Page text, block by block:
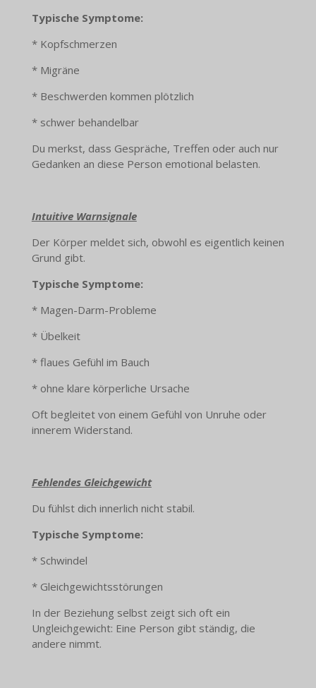
Typische Symptome:
* Kopfschmerzen
* Migräne
* Beschwerden kommen plötzlich
* schwer behandelbar
Du merkst, dass Gespräche, Treffen oder auch nur
Gedanken an diese Person emotional belasten.
Intuitive Warnsignale
Der Körper meldet sich, obwohl es eigentlich keinen
Grund gibt.
Typische Symptome:
* Magen-Darm-Probleme
* Übelkeit
* flaues Gefühl im Bauch
* ohne klare körperliche Ursache
Oft begleitet von einem Gefühl von Unruhe oder
innerem Widerstand.
Fehlendes Gleichgewicht
Du fühlst dich innerlich nicht stabil.
Typische Symptome:
* Schwindel
* Gleichgewichtsstörungen
In der Beziehung selbst zeigt sich oft ein
Ungleichgewicht: Eine Person gibt ständig, die
andere nimmt.